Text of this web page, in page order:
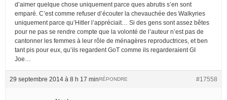
d’aimer quelque chose uniquement parce ques abrutis s’en sont
emparé. C’est comme refuser d’écouter la chevauchée des Walkyries
uniquement parce qu’Hitler l’appréciait… Si des gens sont assez bêtes
pour ne pas se rendre compte que la volonté de l’auteur n’est pas de
cantonner les femmes à leur rôle de ménagères reproductrices, et ben
tant pis pour eux, qu’ils regardent GoT comme ils regarderaient GI
Joe…
29 septembre 2014 à 8 h 17 min #17558
RÉPONDRE